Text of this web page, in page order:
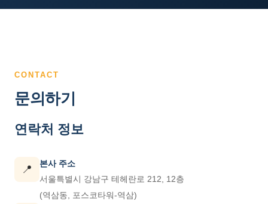
CONTACT
문의하기
연락처 정보
📍
본사 주소
서울특별시 강남구 테헤란로 212, 12층
(역삼동, 포스코타워-역삼)